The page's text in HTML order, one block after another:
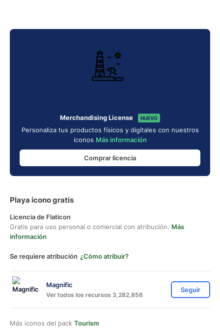
Merchandising License NUEVO
Personaliza tus productos físicos y digitales con nuestros
iconos Más información
Comprar licencia
Playa icono gratis
Licencia de Flaticon
Gratis para uso personal o comercial con atribución. Más
información
Se requiere atribución ¿Cómo atribuir?
Magnific
Ver todos los recursos 3,282,856
Seguir
Más iconos del pack Tourism